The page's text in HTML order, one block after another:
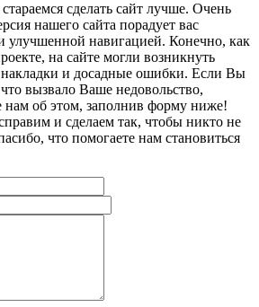
сделать сайт лучше. Очень
нашего сайта порадует вас
улучшенной навигацией. Конечно, как
на сайте могли возникнуть
накладки и досадные ошибки. Если Вы
вызвало Ваше недовольство,
об этом, заполнив форму ниже!
и сделаем так, чтобы никто не
что помогаете нам становиться